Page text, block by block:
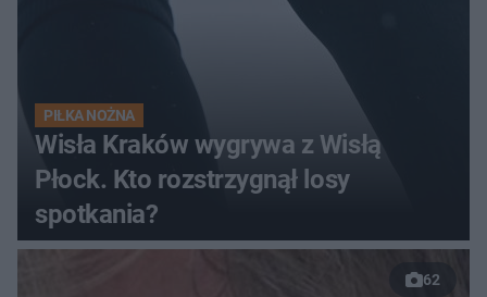
PIŁKA NOŻNA
Wisła Kraków wygrywa z Wisłą
Płock. Kto rozstrzygnął losy
spotkania?
62